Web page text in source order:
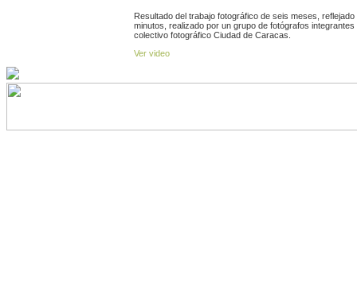
Resultado del trabajo fotográfico de seis meses, reflejado
minutos, realizado por un grupo de fotógrafos integrantes
colectivo fotográfico Ciudad de Caracas.
Ver video